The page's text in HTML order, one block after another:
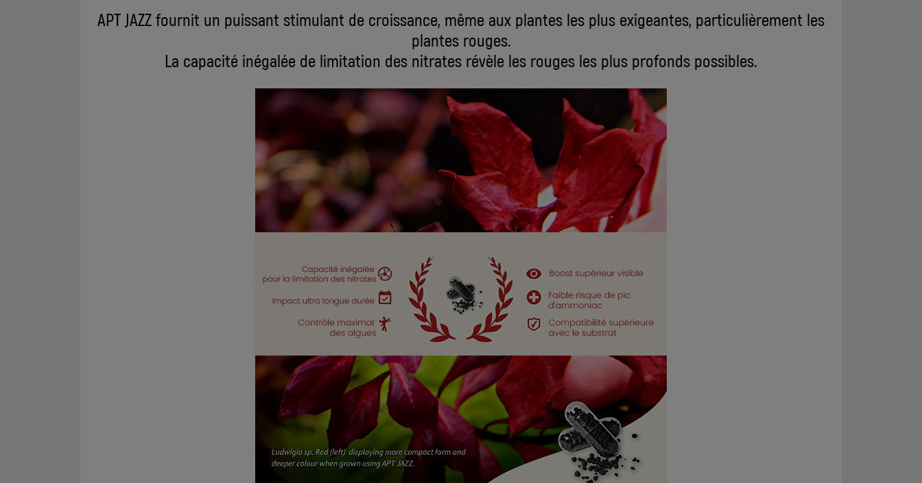
APT JAZZ fournit un puissant stimulant de croissance, même aux plantes les plus exigeantes, particulièrement les
plantes rouges.
La capacité inégalée de limitation des nitrates révèle les rouges les plus profonds possibles.